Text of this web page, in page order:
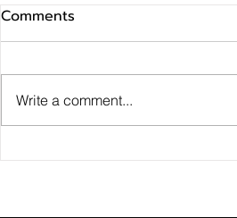
SINO ประกาศ Q2/69 ทำกำไร
Comments
Write a comment...